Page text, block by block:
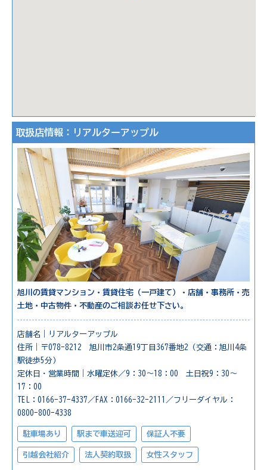
取扱店情報：リアルターアップル
旭川の賃貸マンション・賃貸住宅（一戸建て）・店舗・事務所・売
土地・中古物件・不動産のご相談お任せ下さい。
店舗名｜リアルターアップル
住所｜〒078-8212 旭川市2条通19丁目367番地2（交通：旭川4条
駅徒歩5分）
定休日・営業時間｜水曜定休／9：30～18：00 土日祝9：30～
17：00
TEL：0166-37-4337／FAX：0166-32-2111／フリーダイヤル：
0800-800-4338
駐車場あり 駅まで車送迎可 保証人不要
引越会社紹介 法人契約取扱 女性スタッフ